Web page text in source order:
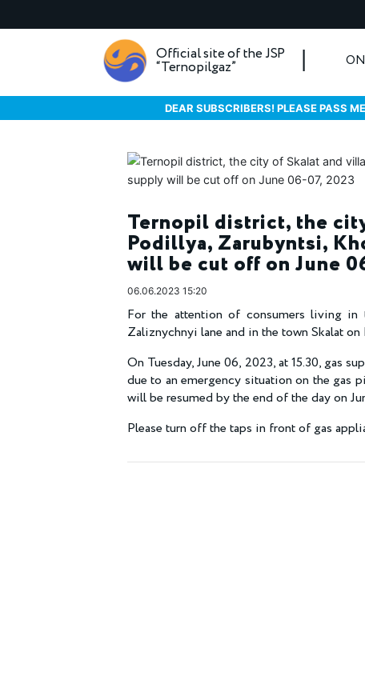
Official site of the JSP
“Ternopilgaz”
DEAR SUBSCRIBERS! PLEASE PASS
Ternopil district, the
Podillya, Zarubyntsi,
will be cut off on June
06.06.2023 15:20
For the attention of consumers living in
Zaliznychnyi lane and in the town Skalat
On Tuesday, June 06, 2023, at 15.30, gas
due to an emergency situation on the gas
will be resumed by the end of the day on
Please turn off the taps in front of gas